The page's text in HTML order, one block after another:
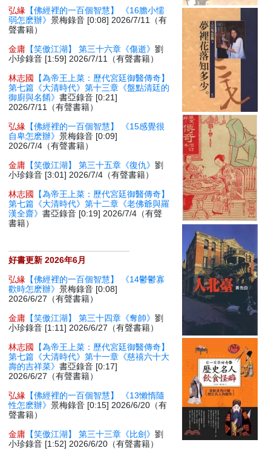
弘緣 【佛經裡的一百個智慧】 《16膽小懦
弱怎麽辦》景梅錄音 [0:08] 2026/7/11（有
聲書籍）
金庸 【笑傲江湖】 第三十六章《傷逝》劉
小珍錄音 [1:59] 2026/7/11（有聲書籍）
林志國
【為帝王上菜：歷代宮廷御醫傳奇】
第七篇《大清時代》第十三章《盤點清廷的
御廚與名餚》書亞錄音 [0:21]
2026/7/11（有聲書籍）
弘緣 【佛經裡的一百個智慧】 《15感覺很
自卑怎麽辦》景梅錄音 [0:09]
2026/7/4（有聲書籍）
金庸 【笑傲江湖】 第三十五章《復仇》劉
小珍錄音 [3:01] 2026/7/4（有聲書籍）
林志國
【為帝王上菜：歷代宮廷御醫傳奇】
第七篇《大清時代》第十二章《老佛爺與羅
漢全齋》書亞錄音 [0:19] 2026/7/4（有聲
書籍）
好書更新 2026年6月
弘緣 【佛經裡的一百個智慧】 《14鬱鬱寡
歡時怎麽辦》景梅錄音 [0:08]
2026/6/27（有聲書籍）
金庸 【笑傲江湖】 第三十四章《奪帥》劉
小珍錄音 [1:11] 2026/6/27（有聲書籍）
林志國
【為帝王上菜：歷代宮廷御醫傳奇】
第七篇《大清時代》第十一章《慈禧六十大
壽的吉祥菜》書亞錄音 [0:17]
2026/6/27（有聲書籍）
弘緣 【佛經裡的一百個智慧】 《13懶惰隨
性怎麽辦》景梅錄音 [0:15] 2026/6/20（有
聲書籍）
金庸 【笑傲江湖】 第三十三章《比劍》劉
小珍錄音 [1:52] 2026/6/20（有聲書籍）